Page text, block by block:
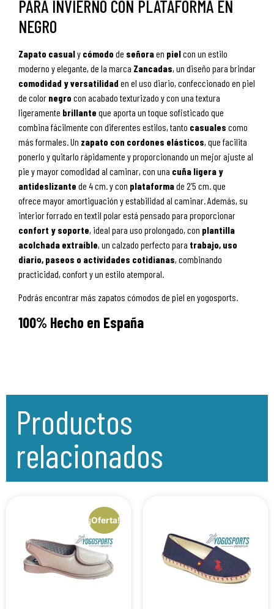
PARA INVIERNO CON PLATAFORMA EN
NEGRO
Zapato casualy cómodo de señoraen pielcon un estilo
moderno y elegante, de la marca Zancadas, un diseño para brindar
comodidad y versatilidad en el uso diario, confeccionado en piel
de color negro con acabado texturizado y con una textura
ligeramente brillante que aporta un toque sofisticado que
combina fácilmente con diferentes estilos, tanto casuales como
más formales. Un zapato con cordones elásticos, que facilita
ponerlo y quitarlo rápidamente y proporcionando un mejor ajuste al
pie y mayor comodidad al caminar, con una cuña ligera y
antideslizante de 4 cm. y con plataformade 2’5 cm. que
ofrece mayor amortiguación y estabilidad al caminar. Además, su
interior forrado en textil polar está pensado para proporcionar
confort y soporte, ideal para uso prolongado, con plantilla
acolchada extraíble, un calzado perfecto para trabajo, uso
diario, paseos o actividades cotidianas, combinando
practicidad, confort y un estilo atemporal.
Podrás encontrar más zapatos cómodos de piel en yogosports.
100% Hecho en España
Productos
relacionados
¡Oferta!